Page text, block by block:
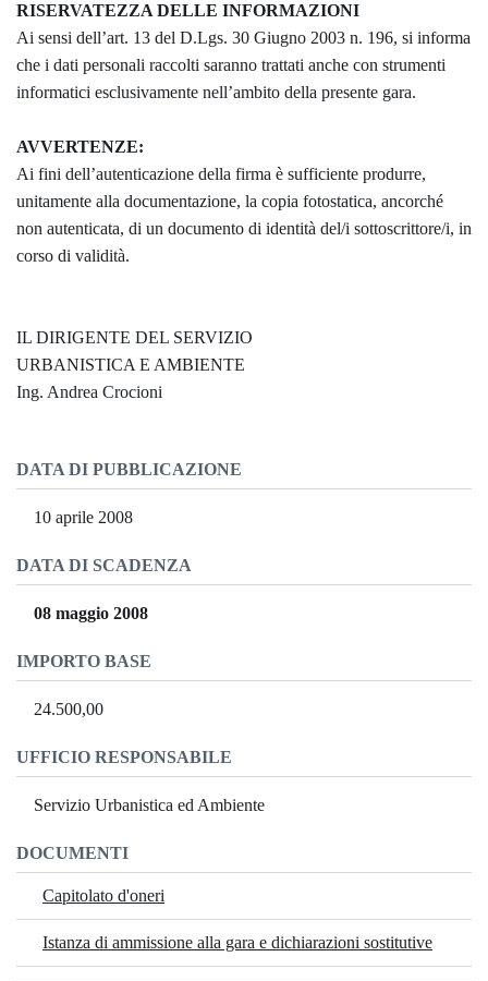
RISERVATEZZA DELLE INFORMAZIONI
Ai sensi dell’art. 13 del D.Lgs. 30 Giugno 2003 n. 196, si informa
che i dati personali raccolti saranno trattati anche con strumenti
informatici esclusivamente nell’ambito della presente gara.
AVVERTENZE:
Ai fini dell’autenticazione della firma è sufficiente produrre,
unitamente alla documentazione, la copia fotostatica, ancorché
non autenticata, di un documento di identità del/i sottoscrittore/i, in
corso di validità.
IL DIRIGENTE DEL SERVIZIO
URBANISTICA E AMBIENTE
Ing. Andrea Crocioni
DATA DI PUBBLICAZIONE
10 aprile 2008
DATA DI SCADENZA
08 maggio 2008
IMPORTO BASE
24.500,00
UFFICIO RESPONSABILE
Servizio Urbanistica ed Ambiente
DOCUMENTI
Capitolato d'oneri
Istanza di ammissione alla gara e dichiarazioni sostitutive